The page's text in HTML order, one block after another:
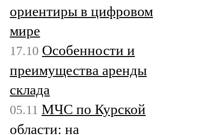
ориентиры в цифровом
мире
17.10 Особенности и
преимущества аренды
склада
05.11 МЧС по Курской
области: на